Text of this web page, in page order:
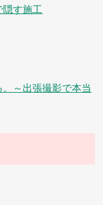
隠す施工
～出張撮影で本当